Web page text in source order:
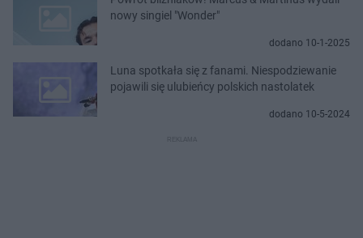
nowy singiel "Wonder"
dodano 10-1-2025
Luna spotkała się z fanami. Niespodziewanie
pojawili się ulubieńcy polskich nastolatek
dodano 10-5-2024